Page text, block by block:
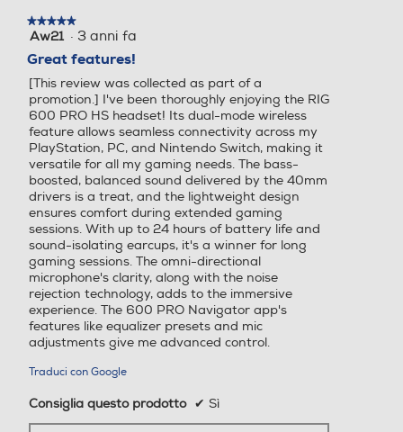
★★★★★
★★★★★
5
5
stelle.
Aw21 · 3 anni fa
Great features!
[This review was collected as part of a
promotion.] I've been thoroughly enjoying the RIG
600 PRO HS headset! Its dual-mode wireless
feature allows seamless connectivity across my
PlayStation, PC, and Nintendo Switch, making it
versatile for all my gaming needs. The bass-
boosted, balanced sound delivered by the 40mm
drivers is a treat, and the lightweight design
ensures comfort during extended gaming
sessions. With up to 24 hours of battery life and
sound-isolating earcups, it's a winner for long
gaming sessions. The omni-directional
microphone's clarity, along with the noise
rejection technology, adds to the immersive
experience. The 600 PRO Navigator app's
features like equalizer presets and mic
adjustments give me advanced control.
Traduci con Google
Consiglia questo prodotto ✔ Sì